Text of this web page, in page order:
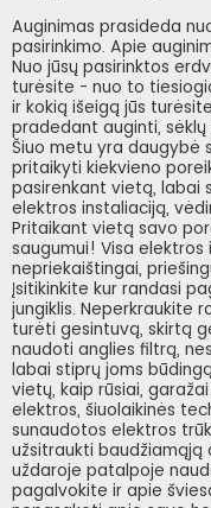
Auginimas prasideda
pasirinkimo. Apie
Nuo jūsų pasirinktos
turėsite - nuo to
ir kokią išeigą jūs
pradedant auginti,
Šiuo metu yra daugybė
pritaikyti kiekvieno
pasirenkant vietą, labai
elektros instaliaciją,
Pritaikant vietą savo
saugumui! Visa
nepriekaištingai,
Įsitikinkite kur randasi
jungiklis. Neperkraukite
turėti gesintuvą, skirtą
naudoti anglies filtrą,
labai stiprų joms
vietų, kaip rūsiai,
elektros, šiuolaikinės
sunaudotos elektros
užsitraukti
uždaroje patalpoje
pagalvokite ir apie